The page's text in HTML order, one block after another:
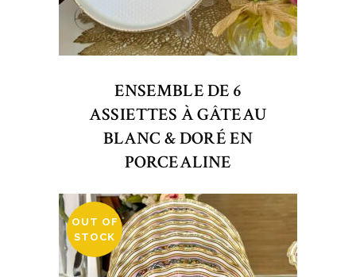
ENSEMBLE DE 6
ASSIETTES À GÂTEAU
BLANC & DORÉ EN
PORCEALINE
OUT OF
STOCK